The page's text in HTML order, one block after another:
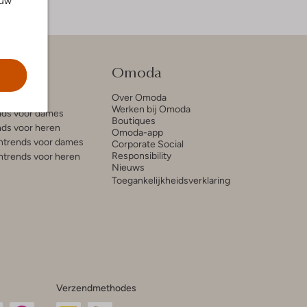
voor dames
voor heren
voor dames
voor heren
Omoda
Over Omoda
Werken bij Omoda
Boutiques
Omoda-app
Corporate Social
Responsibility
Nieuws
Toegankelijkheidsverklaring
Verzendmethodes